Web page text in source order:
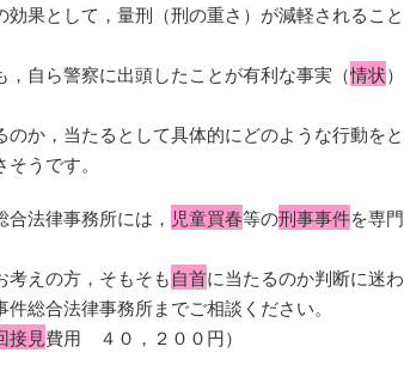
効果として，量刑（刑の重さ）が減軽されるこ
，自ら警察に出頭したことが有利な事実（情状
のか，当たるとして具体的にどのような行動を
うです。
法律事務所には， 児童買春等の刑事事件を専
考えの方，そもそも自首に当たるのか判断に迷
総合法律事務所までご相談ください。
接見費用 ４０，２００円）